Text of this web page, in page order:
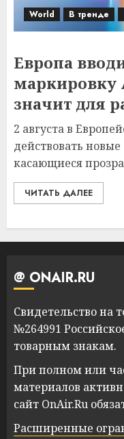
World В тренде
Европа
маркировку
значит для
2 августа в
действовать
касающиеся
ЧИТАТЬ ДАЛЕЕ
@ ONAIR.RU
Свидетельство на
№264991
товарным знакам.
При полном или
материалов
сайт OnAir.Ru
Расширенные